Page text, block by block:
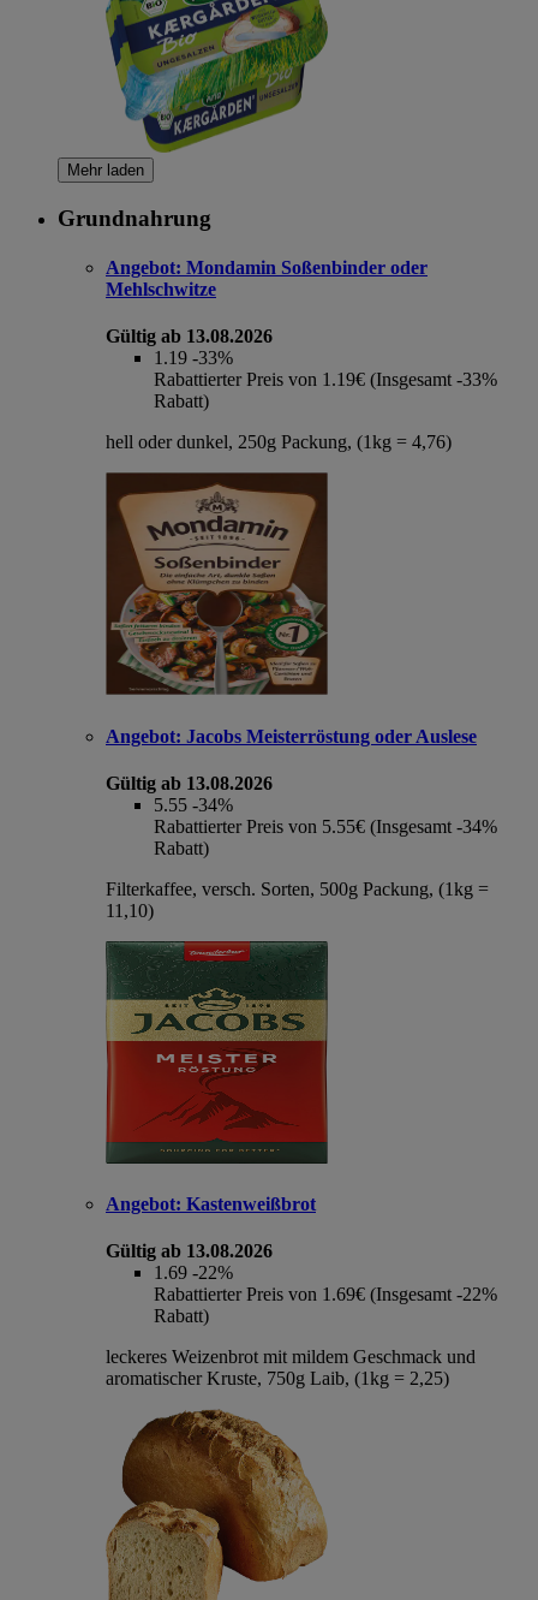
Mehr laden
Grundnahrung
Angebot: Mondamin Soßenbinder oder
Mehlschwitze
Gültig ab 13.08.2026
1.19 -33%
Rabattierter Preis von 1.19€ (Insgesamt -33%
Rabatt)
hell oder dunkel, 250g Packung, (1kg = 4,76)
Angebot: Jacobs Meisterröstung oder Auslese
Gültig ab 13.08.2026
5.55 -34%
Rabattierter Preis von 5.55€ (Insgesamt -34%
Rabatt)
Filterkaffee, versch. Sorten, 500g Packung, (1kg =
11,10)
Angebot: Kastenweißbrot
Gültig ab 13.08.2026
1.69 -22%
Rabattierter Preis von 1.69€ (Insgesamt -22%
Rabatt)
leckeres Weizenbrot mit mildem Geschmack und
aromatischer Kruste, 750g Laib, (1kg = 2,25)